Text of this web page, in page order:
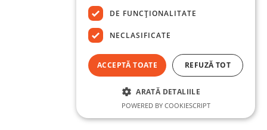
DE FUNCŢIONALITATE
NECLASIFICATE
ACCEPTĂ TOATE REFUZĂ TOT
ARATĂ DETALIILE
POWERED BY COOKIESCRIPT